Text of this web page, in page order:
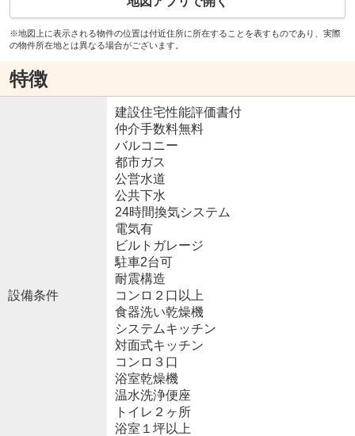
※地図上に表示される物件の位置は付近住所に所在することを表すものであり、実際
の物件所在地とは異なる場合がございます。
特徴
設備条件
建設住宅性能評価書付
仲介手数料無料
バルコニー
都市ガス
公営水道
公共下水
24時間換気システム
電気有
ビルトガレージ
駐車2台可
耐震構造
コンロ２口以上
食器洗い乾燥機
システムキッチン
対面式キッチン
コンロ３口
浴室乾燥機
温水洗浄便座
トイレ２ヶ所
浴室１坪以上